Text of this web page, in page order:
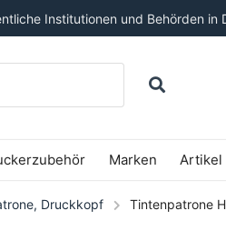
Institutionen und Behörden in
Marken Artikel
Druckkopf Tintenpatrone